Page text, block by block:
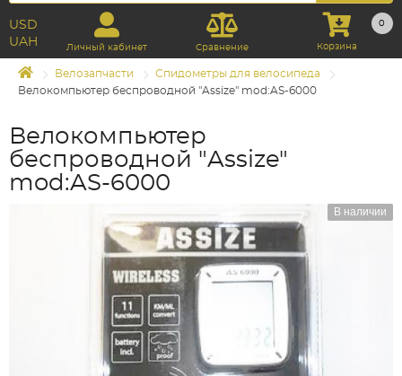
USD
UAH
Личный кабинет Сравнение
0
Корзина
Велозапчасти
Спидометры для велосипеда
Велокомпьютер беспроводной "Assize" mod:AS-6000
Велокомпьютер
беспроводной "Assize"
mod:AS-6000
В наличии